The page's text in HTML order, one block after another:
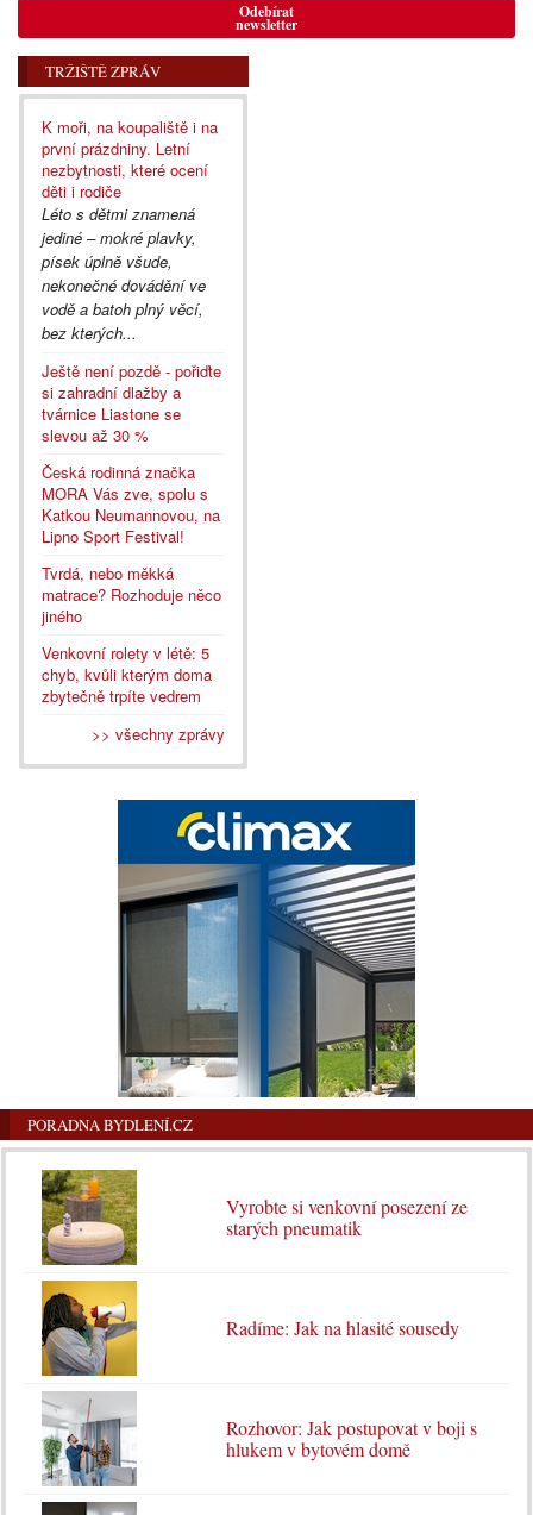
Odebírat
newsletter
TRŽIŠTĚ ZPRÁV
K moři, na koupaliště i na
první prázdniny. Letní
nezbytnosti, které ocení
děti i rodiče
Léto s dětmi znamená
jediné – mokré plavky,
písek úplně všude,
nekonečné dovádění ve
vodě a batoh plný věcí,
bez kterých...
Ještě není pozdě - pořiďte
si zahradní dlažby a
tvárnice Liastone se
slevou až 30 %
Česká rodinná značka
MORA Vás zve, spolu s
Katkou Neumannovou, na
Lipno Sport Festival!
Tvrdá, nebo měkká
matrace? Rozhoduje něco
jiného
Venkovní rolety v létě: 5
chyb, kvůli kterým doma
zbytečně trpíte vedrem
>> všechny zprávy
PORADNA BYDLENÍ.CZ
Vyrobte si venkovní posezení ze
starých pneumatik
Radíme: Jak na hlasité sousedy
Rozhovor: Jak postupovat v boji s
hlukem v bytovém domě